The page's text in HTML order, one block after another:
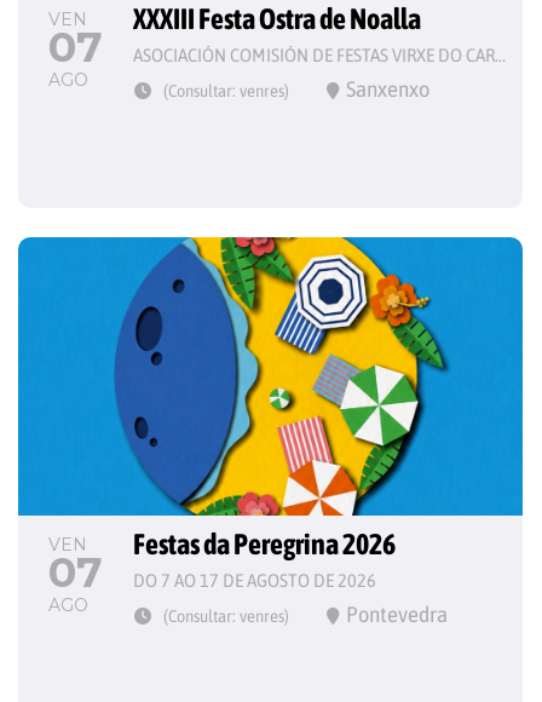
VEN
07
AGO
XXXIII Festa Ostra de Noalla
ASOCIACIÓN COMISIÓN DE FESTAS VIRXE DO CARME
(Consultar: venres) Sanxenxo
VEN
07
AGO
Festas da Peregrina 2026
DO 7 AO 17 DE AGOSTO DE 2026
(Consultar: venres) Pontevedra